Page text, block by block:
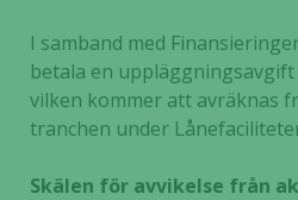
I samband med
betala en uppläggningsavgift
vilken kommer att avräknas
tranchen under
Skälen för avvikelse från